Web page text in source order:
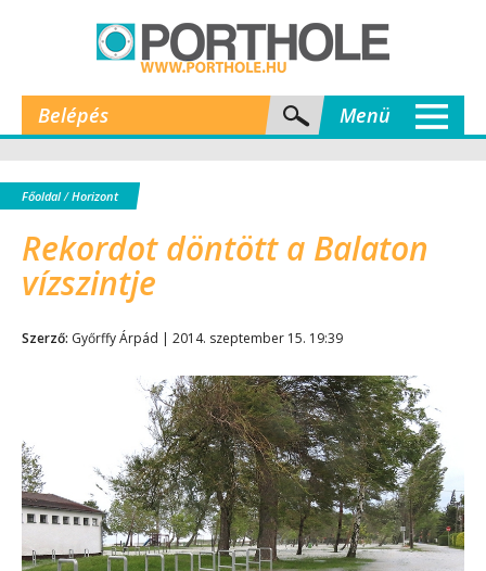
Belépés Menü
Főoldal/Horizont
Rekordot döntött a Balaton
vízszintje
Szerző: Győrffy Árpád | 2014. szeptember 15. 19:39